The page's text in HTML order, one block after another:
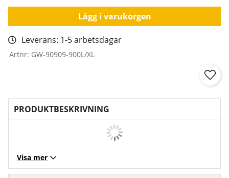
Lägg i varukorgen
Leverans: 1-5 arbetsdagar
Artnr: GW-90909-900L/XL
PRODUKTBESKRIVNING
Visa mer